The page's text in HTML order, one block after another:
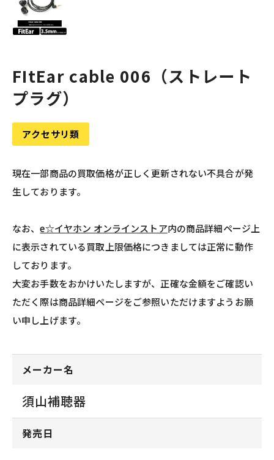
FItEar cable 006（ストレート
プラグ）
アクセサリ類
現在一部商品の買取価格が正しく更新されない不具合が発
生しております。
なお、e☆イヤホン オンラインストア内の商品詳細ページ上
に表示されている買取上限価格につきましては正常に動作
しております。
大変お手数をおかけいたしますが、正確な金額をご確認い
ただく際は商品詳細ページをご参照いただけますようお願
い申し上げます。
メーカー名
須山補聴器
発売日